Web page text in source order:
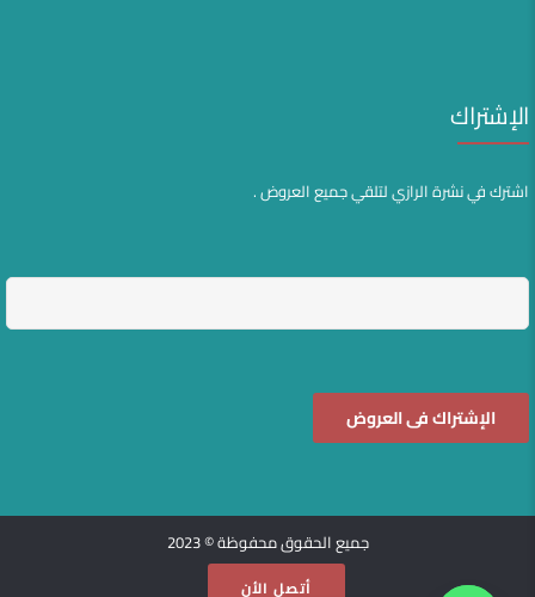
الإشتراك
اشترك في نشرة الرازي لتلقي جميع العروض .
جميع الحقوق محفوظة © 2023
أتصل الأن